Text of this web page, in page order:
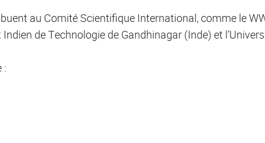
au Comité Scientifique International, comme le
de Technologie de Gandhinagar (Inde) et
: